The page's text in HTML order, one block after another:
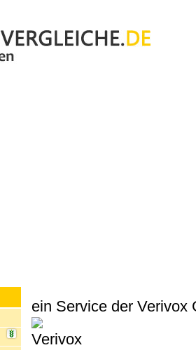
ein Service der Verivox